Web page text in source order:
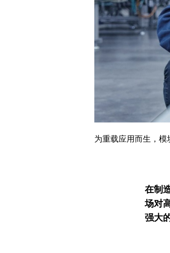
为重载应用而生，模
在制
场对
强大